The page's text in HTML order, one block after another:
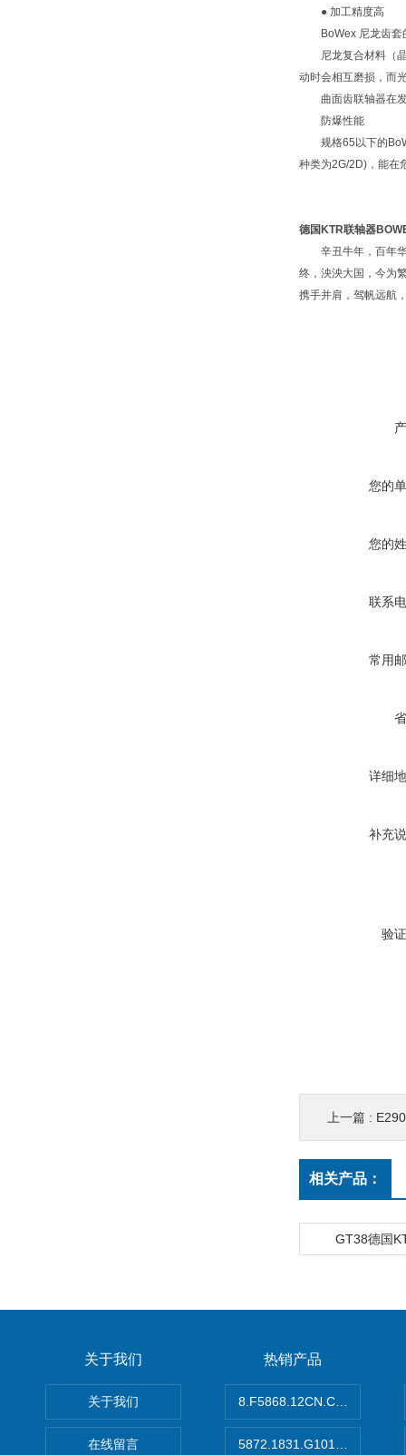
● 加工精度高
BoWex 尼龙齿套
尼龙复合材料（晶
动时会相互磨损，而
曲面齿联轴器在发
防爆性能
规格65以下的
种类为2G/2D)，能在
德国KTR联轴器
辛丑牛年，百年华
终，泱泱大国，今为
携手并肩，驾帆远航
您的
您的
联系
常用
详细
补充
验
上一篇 :
相关产品：
GT38德国
关于我们
关于我们
在线留言
热销产品
8.F5868.12CN.C122德国
5872.1831.G101德国库伯勒